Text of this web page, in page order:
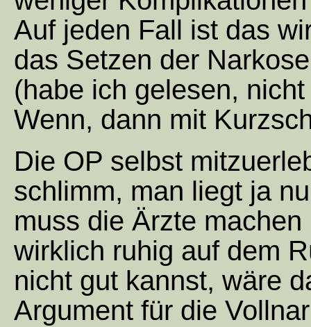
Auf jeden Fall ist das
das Setzen der
(habe ich gelesen,
Wenn, dann mit
Die OP selbst
schlimm, man liegt ja
muss die Ärzte
wirklich ruhig auf dem
nicht gut kannst, wäre
Argument für die